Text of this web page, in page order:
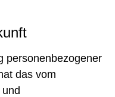
personenbezogener
das vom